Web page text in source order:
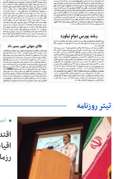
تیتر روزنامه